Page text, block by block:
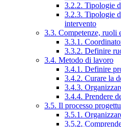
3.2.2. Tipologie
3.2.3. Tipologie
intervento
3.3. Competenze, ruoli
3.3.1.
3.3.2. Definire
3.4. Metodo di lavoro
3.4.1. Definire
3.4.2. Curare la
3.4.3.
3.4.4. Prendere
3.5. Il processo
3.5.1.
3.5.2.